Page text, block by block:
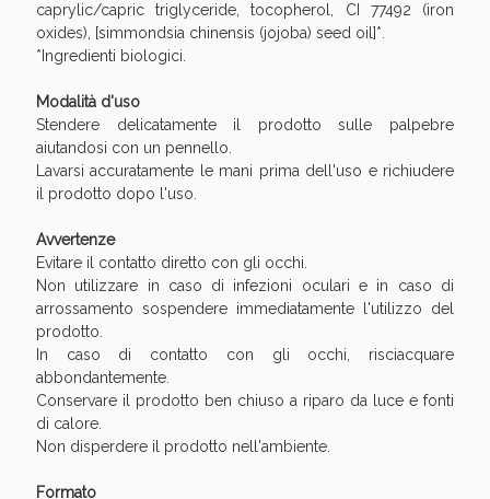
caprylic/capric triglyceride, tocopherol, CI 77492 (iron
oxides), [simmondsia chinensis (jojoba) seed oil]*.
*Ingredienti biologici.
Modalità d'uso
Stendere delicatamente il prodotto sulle palpebre
aiutandosi con un pennello.
Lavarsi accuratamente le mani prima dell'uso e richiudere
il prodotto dopo l'uso.
Avvertenze
Evitare il contatto diretto con gli occhi.
Non utilizzare in caso di infezioni oculari e in caso di
arrossamento sospendere immediatamente l'utilizzo del
prodotto.
In caso di contatto con gli occhi, risciacquare
abbondantemente.
Conservare il prodotto ben chiuso a riparo da luce e fonti
di calore.
Non disperdere il prodotto nell'ambiente.
Formato
Vie Urinarie e Prostata: Sconti fino al 45% oggi!
Benessere Intestinale: Sconto fino al 55% valido
oggi!